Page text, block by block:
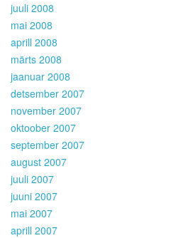
juuli 2008
mai 2008
aprill 2008
märts 2008
jaanuar 2008
detsember 2007
november 2007
oktoober 2007
september 2007
august 2007
juuli 2007
juuni 2007
mai 2007
aprill 2007